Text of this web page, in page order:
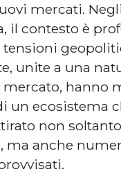
mercati.
il contesto è
tensioni
unite a una
mercato, hanno
un ecosistema
non
ma anche